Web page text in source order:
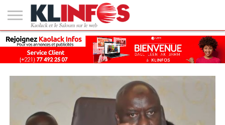
#2
(PAS
DE
TITRE)
KAOLACK
POLITIQUE
ECONOMIE
SOCIÉTÉ
CULTURE
PEOPLE
SPORT
SANTÉ
AFRIQUE
INTERNATIONAL
EMPLOI &
FORMATION